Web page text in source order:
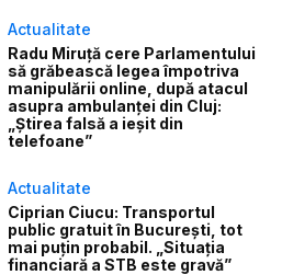
Actualitate
Radu Miruță cere Parlamentului
să grăbească legea împotriva
manipulării online, după atacul
asupra ambulanței din Cluj:
„Știrea falsă a ieșit din
telefoane”
Actualitate
Ciprian Ciucu: Transportul
public gratuit în București, tot
mai puțin probabil. „Situația
financiară a STB este gravă”